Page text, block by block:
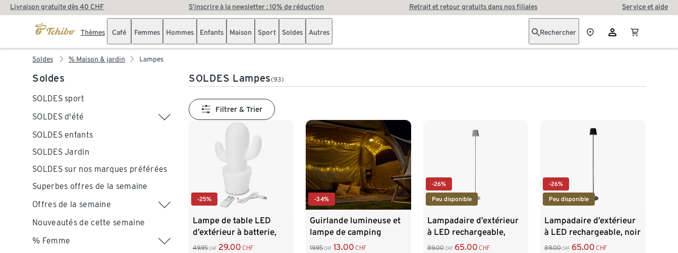
Livraison gratuite dès 40 CHF S’inscrire à la newsletter : 10% de réduction Retrait et retour gratuits dans nos filiales Service et aide
Thèmes Café Femmes Hommes Enfants Maison Sport Soldes Autres Rechercher
Soldes % Maison & jardin Lampes
Soldes
SOLDES sport
SOLDES d'été
SOLDES enfants
SOLDES Jardin
SOLDES sur nos marques préférées
Superbes offres de la semaine
Offres de la semaine
Nouveautés de cette semaine
% Femme
SOLDES Lampes(93)
Filtrer & Trier
-25%
Lampe de table LED
d’extérieur à batterie,
cactus
49.95 CHF 29.00 CHF
-34%
Guirlande lumineuse et
lampe de camping
19.95 CHF 13.00 CHF
-26%
Peu disponible
Lampadaire d’extérieur
à LED rechargeable,
sauge
89.00 CHF 65.00 CHF
-26%
Peu disponible
Lampadaire d’extérieur
à LED rechargeable, noir
89.00 CHF 65.00 CHF